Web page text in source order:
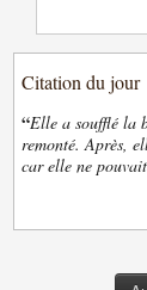
Citation du jour
“Elle a soufflé la
remonté. Après,
car elle ne